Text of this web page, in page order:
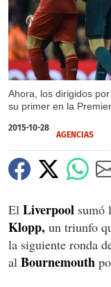
Ahora, los dirigidos
su primer en la
2015-10-28
AGENCIAS
El Liverpool sumó
Klopp, un triunfo
la siguiente ronda
al Bournemouth